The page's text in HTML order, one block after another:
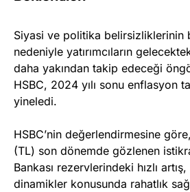
Siyasi ve politika belirsizliklerinin
nedeniyle yatırımcıların
daha yakından takip edeceği
HSBC, 2024 yılı sonu enflasyon
yineledi.
HSBC’nin değerlendirmesine
(TL) son dönemde gözlenen
Bankası rezervlerindeki hızlı artış,
dinamikler konusunda rahatlık